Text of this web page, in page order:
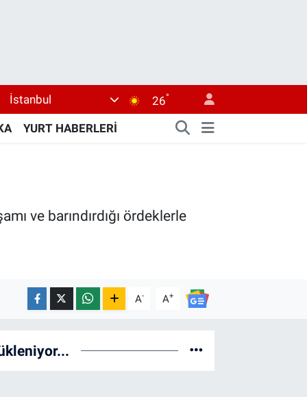
İstanbul 26°
YURT HABERLERİ
ve barındırdığı ördeklerle
A- A+